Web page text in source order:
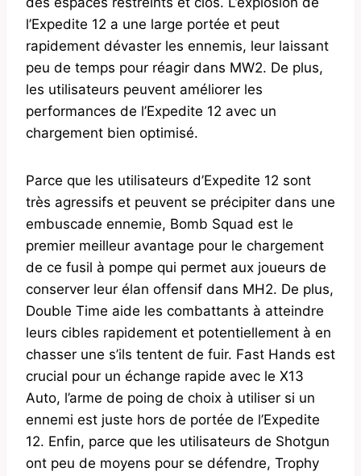
l’Expedite 12 a une large portée et peut
rapidement dévaster les ennemis, leur laissant
peu de temps pour réagir dans MW2. De plus,
les utilisateurs peuvent améliorer les
performances de l’Expedite 12 avec un
chargement bien optimisé.
Parce que les utilisateurs d’Expedite 12 sont
très agressifs et peuvent se précipiter dans une
embuscade ennemie, Bomb Squad est le
premier meilleur avantage pour le chargement
de ce fusil à pompe qui permet aux joueurs de
conserver leur élan offensif dans MH2. De plus,
Double Time aide les combattants à atteindre
leurs cibles rapidement et potentiellement à en
chasser une s’ils tentent de fuir. Fast Hands est
crucial pour un échange rapide avec le X13
Auto, l’arme de poing de choix à utiliser si un
ennemi est juste hors de portée de l’Expedite
12. Enfin, parce que les utilisateurs de Shotgun
ont peu de moyens pour se défendre, Trophy